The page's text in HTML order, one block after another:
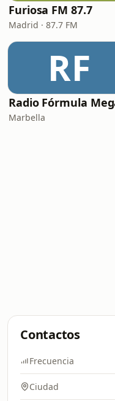
Furiosa FM 87.7
Madrid · 87.7 FM
RF
Radio Fórmula
Marbella
Contactos
Frecuencia
Ciudad